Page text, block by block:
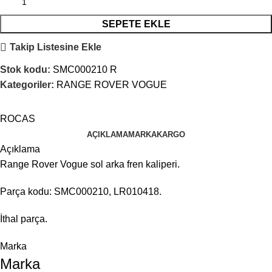
SEPETE EKLE
Takip Listesine Ekle
Stok kodu: SMC000210 R
Kategoriler: RANGE ROVER VOGUE
ROCAS
AÇIKLAMAMARKAKARGO
Açıklama
Range Rover Vogue sol arka fren kaliperi.
Parça kodu: SMC000210, LR010418.
İthal parça.
Marka
Marka